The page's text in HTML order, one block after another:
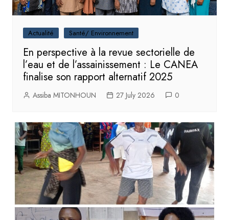
Actualité Santé/ Environnement
En perspective à la revue sectorielle de
l’eau et de l’assainissement : Le CANEA
finalise son rapport alternatif 2025
Assiba MITONHOUN 27 July 2026 0